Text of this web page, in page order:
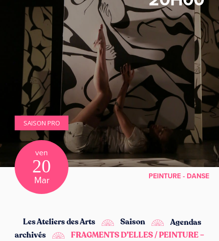
ven
20
Mar
SAISON PRO
PEINTURE - DANSE
Les Ateliers des Arts Saison
Agendas
archivés
FRAGMENTS D’ELLES / PEINTURE –